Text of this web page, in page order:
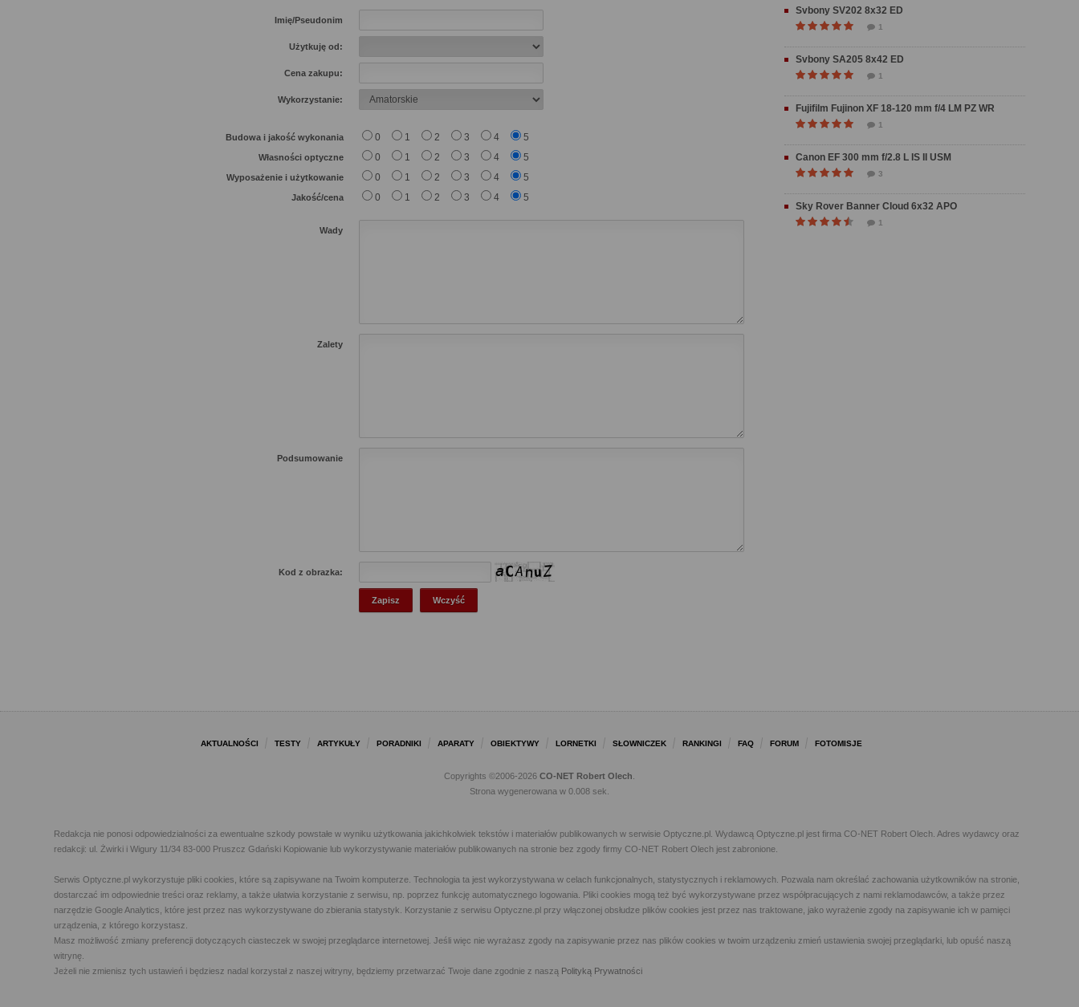
Imię/Pseudonim
Użytkuję od:
Cena zakupu:
Wykorzystanie:
Budowa i jakość wykonania 0 1 2 3 4 5
Własności optyczne 0 1 2 3 4 5
Wyposażenie i użytkowanie 0 1 2 3 4 5
Jakość/cena 0 1 2 3 4 5
Wady
Zalety
Podsumowanie
Kod z obrazka:
Svbony SV202 8x32 ED
1
Svbony SA205 8x42 ED
1
Fujifilm Fujinon XF 18-120 mm f/4 LM PZ WR
1
Canon EF 300 mm f/2.8 L IS II USM
3
Sky Rover Banner Cloud 6x32 APO
1
AKTUALNOŚCI TESTY ARTYKUŁY PORADNIKI APARATY OBIEKTYWY LORNETKI SŁOWNICZEK RANKINGI FAQ FORUM FOTOMISJE
Copyrights ©2006-2026 CO-NET Robert Olech
Strona wygenerowana w 0.008 sek.
Redakcja nie ponosi odpowiedzialności za ewentualne szkody powstałe w wyniku użytkowania jakichkolwiek tekstów i materiałów publikowanych w serwisie Optyczne.pl. Wydawcą Optyczne.pl jest firma CO-NET Robert Olech. Adres wydawcy oraz
redakcji: ul. Żwirki i Wigury 11/34 83-000 Pruszcz Gdański Kopiowanie lub wykorzystywanie materiałów publikowanych na stronie bez zgody firmy CO-NET Robert Olech jest zabronione.
Serwis Optyczne.pl wykorzystuje pliki cookies, które są zapisywane na Twoim komputerze. Technologia ta jest wykorzystywana w celach funkcjonalnych, statystycznych i reklamowych. Pozwala nam określać zachowania użytkowników na stronie,
dostarczać im odpowiednie treści oraz reklamy, a także ułatwia korzystanie z serwisu, np. poprzez funkcję automatycznego logowania. Pliki cookies mogą też być wykorzystywane przez współpracujących z nami reklamodawców, a także przez
narzędzie Google Analytics, które jest przez nas wykorzystywane do zbierania statystyk. Korzystanie z serwisu Optyczne.pl przy włączonej obsłudze plików cookies jest przez nas traktowane, jako wyrażenie zgody na zapisywanie ich w pamięci
urządzenia, z którego korzystasz.
Masz możliwość zmiany preferencji dotyczących ciasteczek w swojej przeglądarce internetowej. Jeśli więc nie wyrażasz zgody na zapisywanie przez nas plików cookies w twoim urządzeniu zmień ustawienia swojej przeglądarki, lub opuść naszą
witrynę.
Jeżeli nie zmienisz tych ustawień i będziesz nadal korzystał z naszej witryny, będziemy przetwarzać Twoje dane zgodnie z naszą Polityką Prywatności